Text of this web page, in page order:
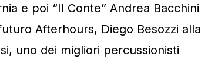
e poi “Il Conte” Andrea Bacchini
Afterhours, Diego Besozzi alla
uno dei migliori percussionisti